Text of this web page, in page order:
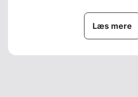
Læs mere